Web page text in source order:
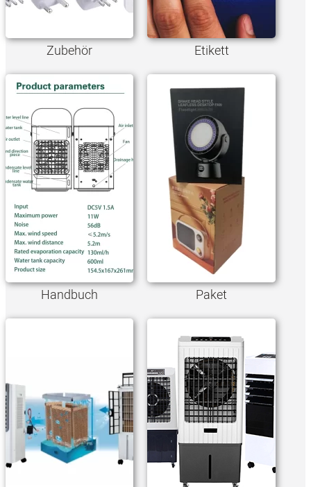
Zubehör Etikett
Handbuch Paket